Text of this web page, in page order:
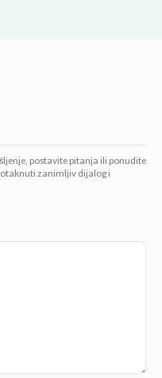
postavite pitanja ili ponudite
zanimljiv dijalog i